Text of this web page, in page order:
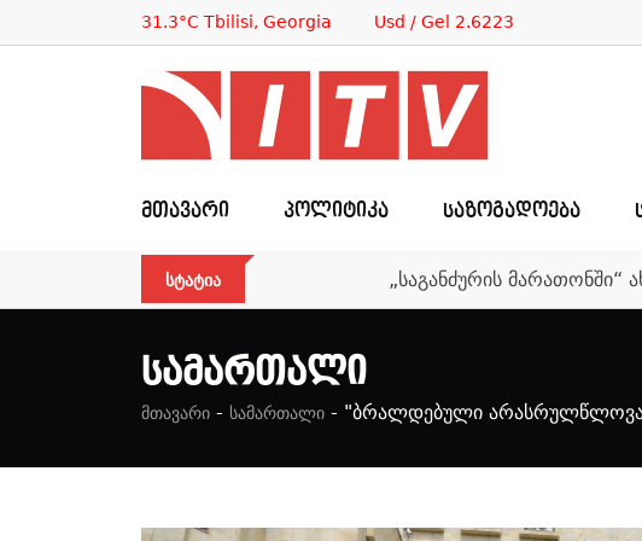
31.3°C Tbilisi, Georgia Usd / Gel 2.6223
ᲛᲗᲐᲕᲐᲠᲘ ᲞᲝᲚᲘᲢᲘᲙᲐ ᲡᲐᲖᲝᲒᲐᲓᲝᲔᲑᲐ
ᲡᲢᲐᲢᲘᲐ „საგანძურის
Სამართალი
მთავარი - სამართალი - "ბრალდებული